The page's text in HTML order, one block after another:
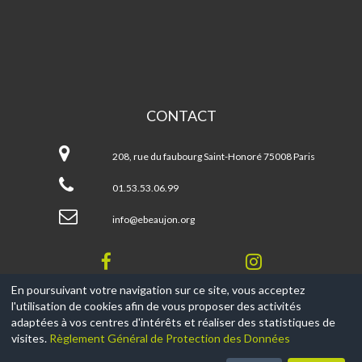
CONTACT
Beaujon
208, rue du faubourg Saint-Honoré 75008 Paris
01.53.53.06.99
info@ebeaujon.org
© 2017-2026, Ce site est propulsé par Aniapps.fr
CGV
En poursuivant votre navigation sur ce site, vous acceptez
l'utilisation de cookies afin de vous proposer des activités
adaptées à vos centres d'intérêts et réaliser des statistiques de
visites. Règlement Général de Protection des Données